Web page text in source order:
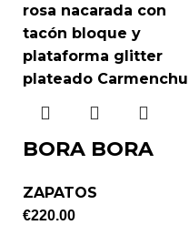
BORA BORA
ZAPATOS
€220.00